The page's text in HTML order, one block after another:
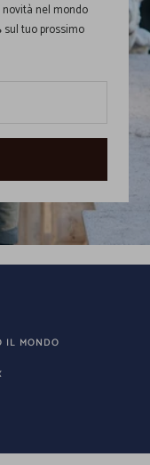
nel mondo
sul tuo prossimo
IL MONDO